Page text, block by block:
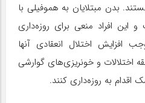
بدن مبتلایان به هموفیلی با
این افراد منعی برای روزه‌داری
افزایش اختلال انعقادی آنها
اختلالات و خونریزی‌های گوارشی
به روزه‌داری کنند.